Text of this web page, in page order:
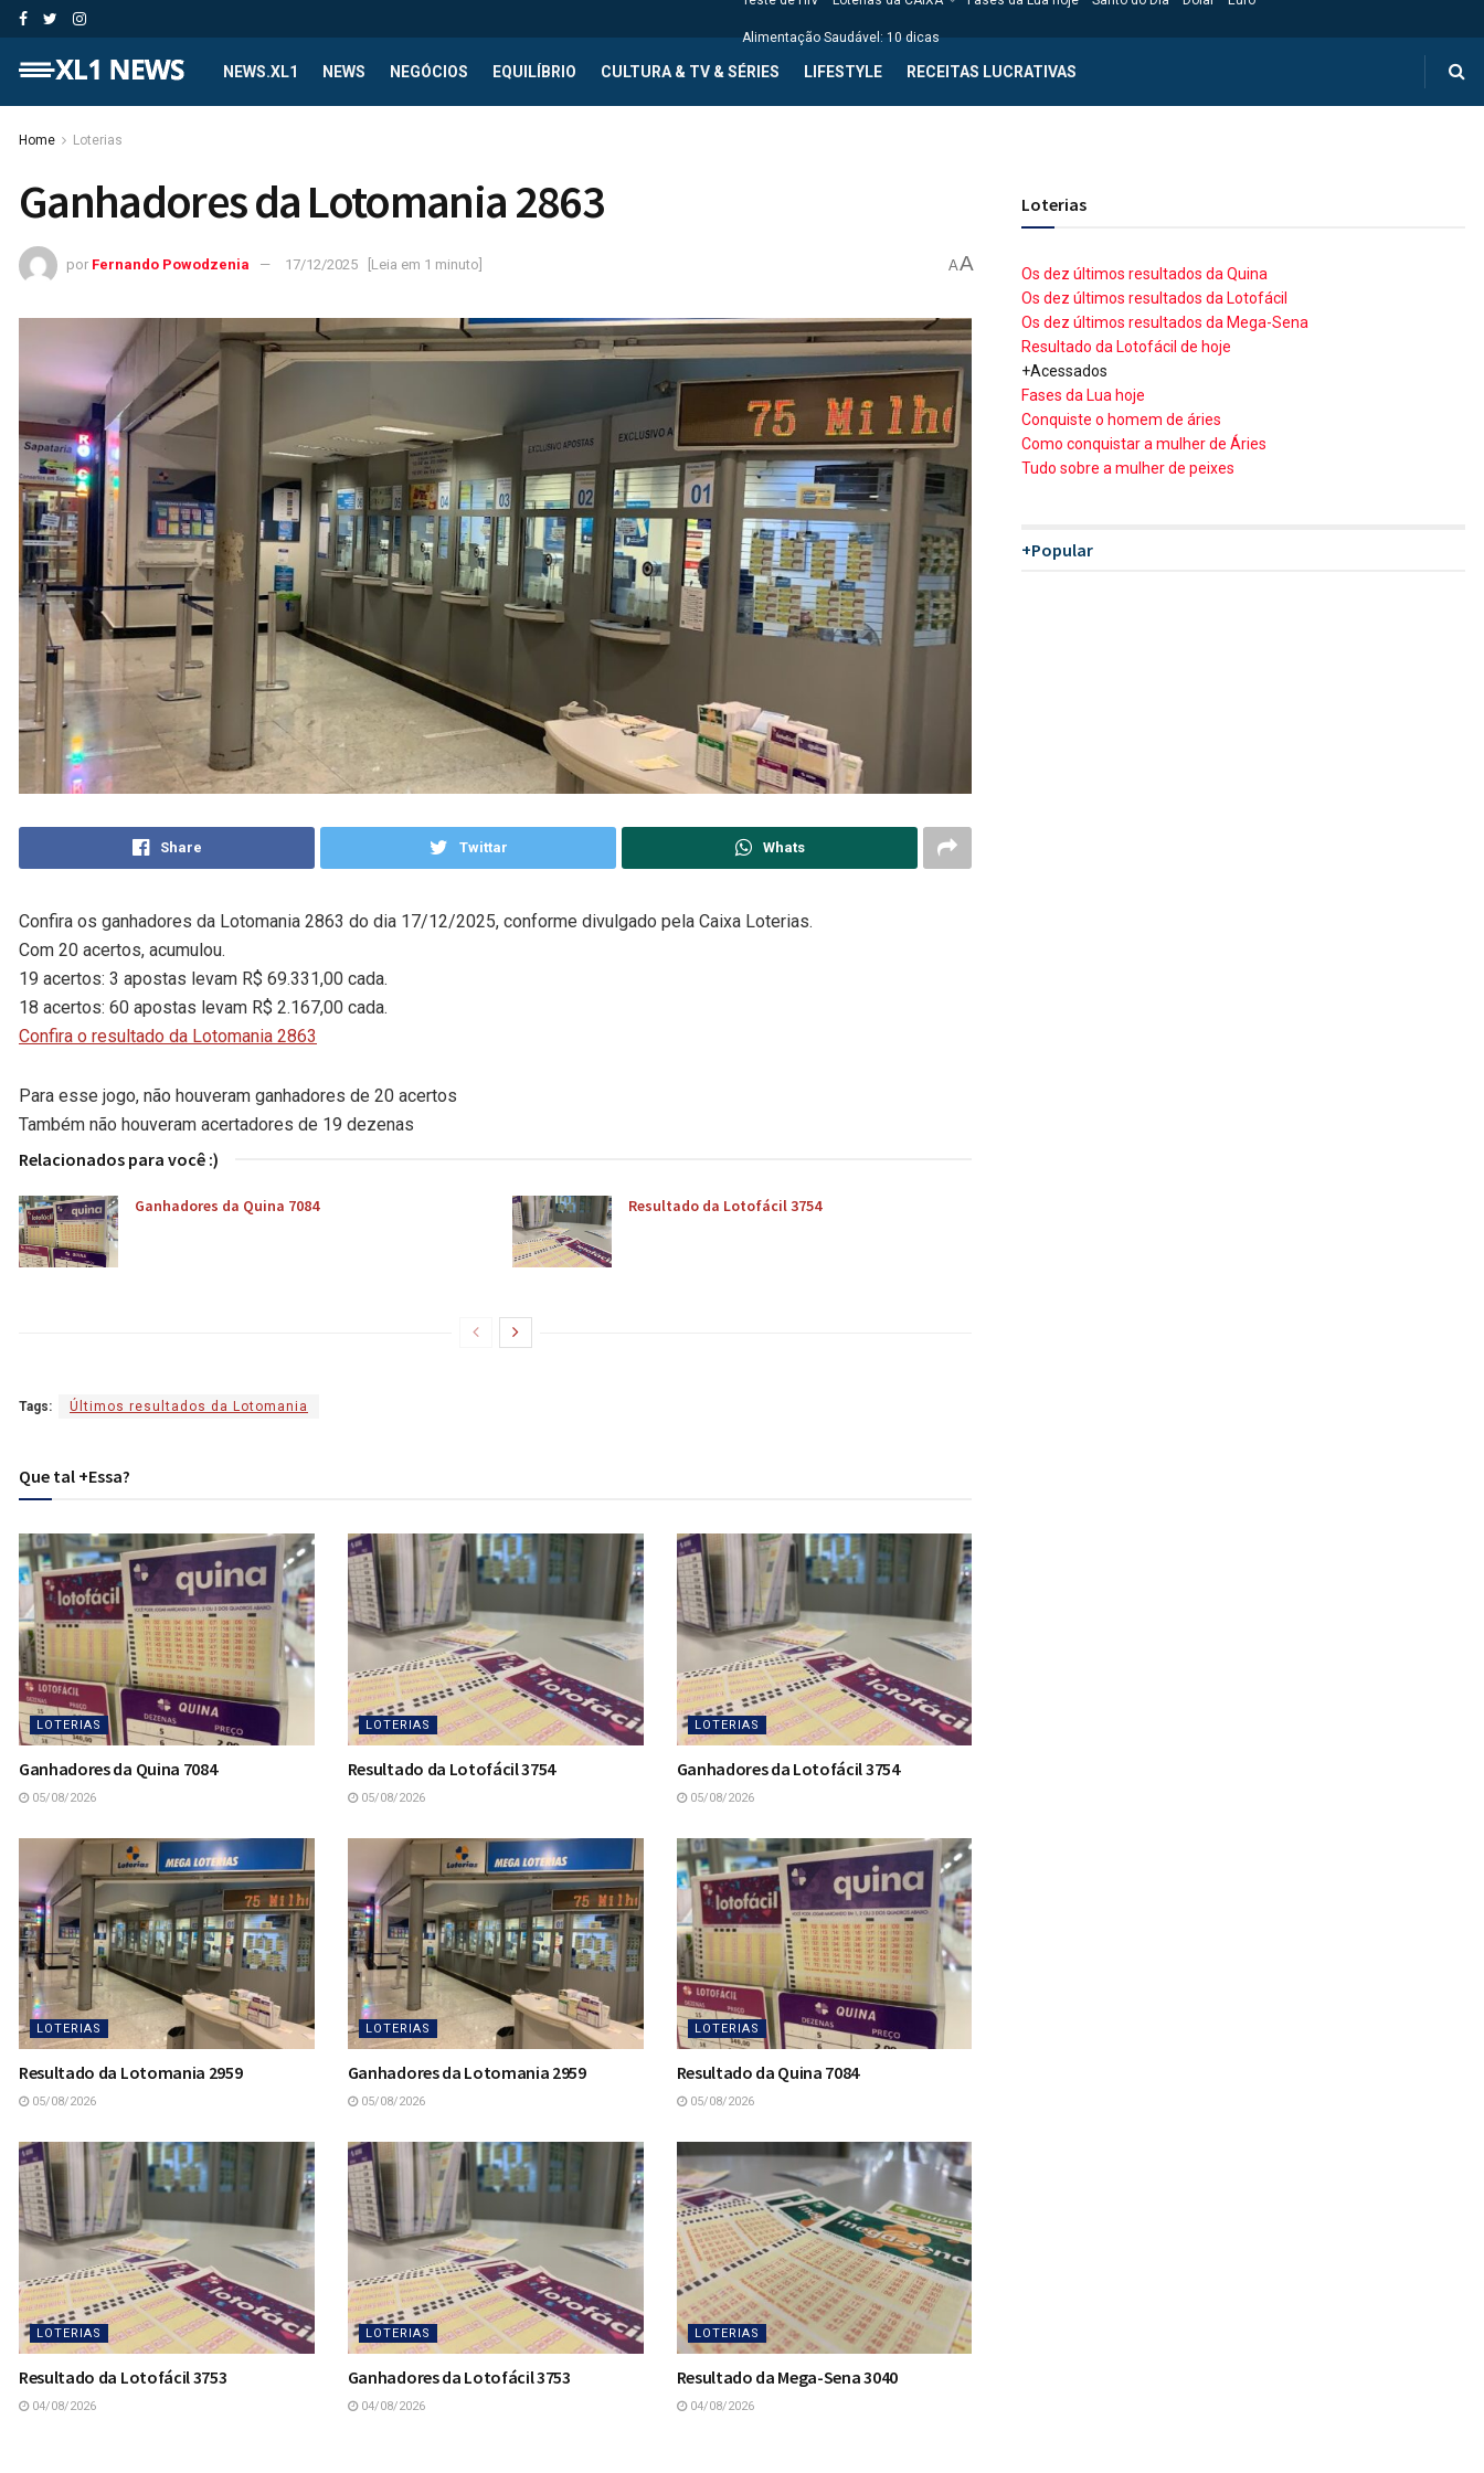
Alimentação Saudável: 10 dicas
NEWS.XL1 NEWS NEGÓCIOS EQUILÍBRIO CULTURA & TV & SÉRIES LIFESTYLE RECEITAS LUCRATIVAS
Home Loterias
Ganhadores da Lotomania 2863
por Fernando Powodzenia 17/12/2025 [Leia em 1 minuto] AA
Share Twittar Whats
Confira os ganhadores da Lotomania 2863 do dia 17/12/2025, conforme divulgado pela Caixa Loterias.
Com 20 acertos, acumulou.
19 acertos: 3 apostas levam R$ 69.331,00 cada.
18 acertos: 60 apostas levam R$ 2.167,00 cada.
Confira o resultado da Lotomania 2863
Para esse jogo, não houveram ganhadores de 20 acertos
Também não houveram acertadores de 19 dezenas
Relacionados para você :)
Ganhadores da Quina 7084 Resultado da Lotofácil 3754
Tags: Últimos resultados da Lotomania
Que tal +Essa?
LOTERIAS
Ganhadores da Quina 7084
05/08/2026
LOTERIAS
Resultado da Lotofácil 3754
05/08/2026
LOTERIAS
Ganhadores da Lotofácil 3754
05/08/2026
LOTERIAS
Resultado da Lotomania 2959
05/08/2026
LOTERIAS
Ganhadores da Lotomania 2959
05/08/2026
LOTERIAS
Resultado da Quina 7084
05/08/2026
LOTERIAS
Resultado da Lotofácil 3753
04/08/2026
LOTERIAS
Ganhadores da Lotofácil 3753
04/08/2026
LOTERIAS
Resultado da Mega-Sena 3040
04/08/2026
Loterias
Os dez últimos resultados da Quina
Os dez últimos resultados da Lotofácil
Os dez últimos resultados da Mega-Sena
Resultado da Lotofácil de hoje
+Acessados
Fases da Lua hoje
Conquiste o homem de áries
Como conquistar a mulher de Áries
Tudo sobre a mulher de peixes
+Popular